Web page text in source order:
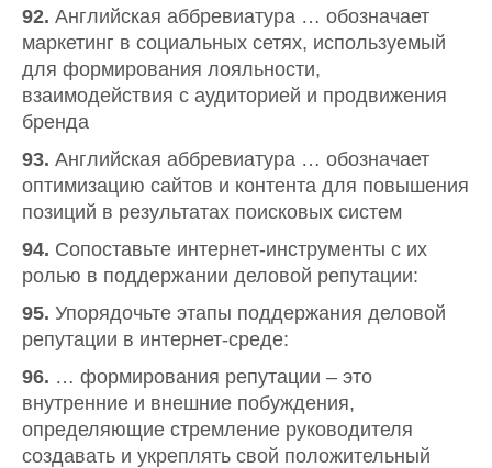
92. Английская аббревиатура … обозначает
маркетинг в социальных сетях, используемый
для формирования лояльности,
взаимодействия с аудиторией и продвижения
бренда
93. Английская аббревиатура … обозначает
оптимизацию сайтов и контента для повышения
позиций в результатах поисковых систем
94. Сопоставьте интернет-инструменты с их
ролью в поддержании деловой репутации:
95. Упорядочьте этапы поддержания деловой
репутации в интернет-среде:
96. … формирования репутации – это
внутренние и внешние побуждения,
определяющие стремление руководителя
создавать и укреплять свой положительный